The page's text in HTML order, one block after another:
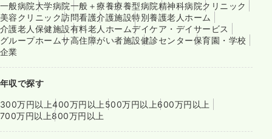
一般病院大学病院一般＋療養療養型病院精神科病院クリニック
美容クリニック訪問看護介護施設特別養護老人ホーム
介護老人保健施設有料老人ホームデイケア・デイサービス
グループホームサ高住障がい者施設健診センター保育園・学校
企業
年収で探す
300万円以上400万円以上 500万円以上600万円以上
700万円以上800万円以上